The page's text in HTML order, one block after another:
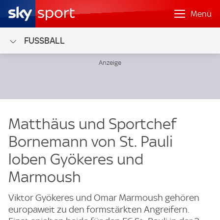
Menü
FUSSBALL
Matthäus und Sportchef
Bornemann von St. Pauli
loben Gyökeres und
Marmoush
Viktor Gyökeres und Omar Marmoush gehören
europaweit zu den formstärkten Angreifern.